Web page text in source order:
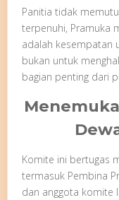
Panitia tidak
terpenuhi, Pramuka
adalah kesempatan
bukan untuk
bagian penting dari
Komite ini bertugas
termasuk Pembina
dan anggota komite